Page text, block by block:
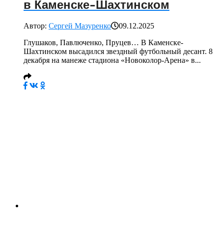
в Каменске-Шахтинском
Автор: Сергей Мазуренко
09.12.2025
Глушаков, Павлюченко, Пруцев… В Каменске-
Шахтинском высадился звездный футбольный десант. 8
декабря на манеже стадиона «Новоколор-Арена» в...